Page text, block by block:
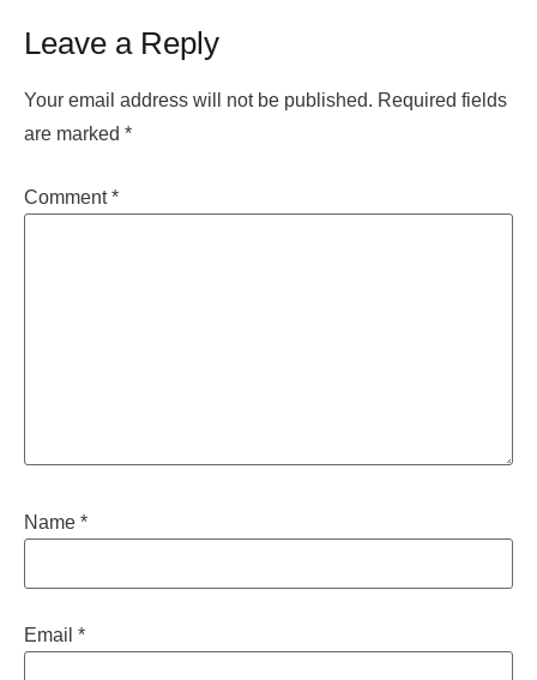
Leave a Reply
Your email address will not be published. Required fields
are marked *
Comment*
Name *
Email *